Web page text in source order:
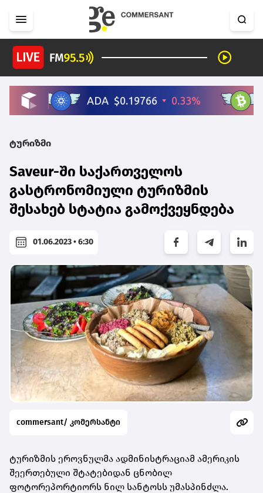
ტურიზმი
Saveur-ში საქართველოს
გასტრონომიული ტურიზმის
შესახებ სტატია გამოქვეყნდება
01.06.2023 • 6:30
commersant/ კომერსანტი
ტურიზმის ეროვნულმა ადმინისტრაციამ ამერიკის
შეერთებული შტატებიდან ცნობილ
ფოტორეპორტიორს ნილ სანტოსს უმასპინძლა.